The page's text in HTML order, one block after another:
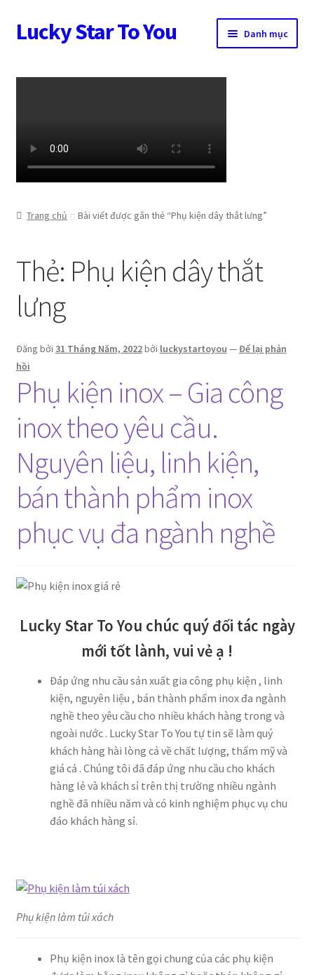
Đi
đến
hướng
Chuyển
đến
dung
Lucky Star To You Danh mục
Cửa hàng
Tài khoản
Trang chủ Bài viết được gắn thẻ “Phụ kiện dây thắt lưng”
Thẻ: Phụ kiện dây thắt
lưng
Đăng bởi 31 Tháng Năm, 2022bởi luckystartoyou —Để lại phản
hồi
Phụ kiện inox – Gia công
inox theo yêu cầu.
Nguyên liệu, linh kiện,
bán thành phẩm inox
phục vụ đa ngành nghề
Lucky Star To You chúc quý đối tác ngày
mới tốt lành, vui vẻ ạ !
Đáp ứng nhu cầu sản xuất gia công phụ kiện , linh
kiện, nguyên liệu , bán thành phẩm inox đa ngành
nghề theo yêu cầu cho nhiều khách hàng trong và
ngoài nước . Lucky Star To You tự tin sẽ làm quý
khách hàng hài lòng cả về chất lượng, thẩm mỹ và
giá cả . Chúng tôi đã đáp ứng nhu cầu cho khách
hàng lẻ và khách sỉ trên thị trường nhiều ngành
nghề đã nhiều năm và có kinh nghiệm phục vụ chu
đáo khách hàng sỉ.
Phụ kiện làm túi xách
Phụ kiện inox là tên gọi chung của các phụ kiện